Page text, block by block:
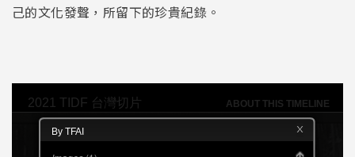
己的文化發聲，所留下的珍貴紀錄。